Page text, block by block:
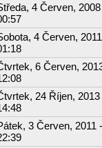
4 Červen,
4 Červen,
6 Červen,
24 Říjen, 2013
3 Červen, 2011 -